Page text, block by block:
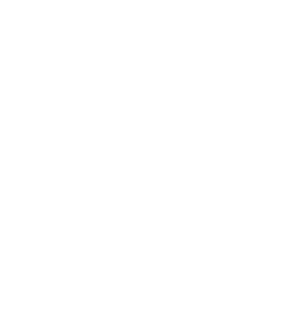
für die Bestellung von
über deren Qualifikation
der
so müssen sie beachtet
müssen in das
werden. Sie sind
ausgestattet. Den
muss der
bei der